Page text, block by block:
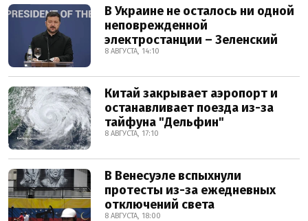
В Украине не осталось ни одной
неповрежденной
электростанции – Зеленский
8 АВГУСТА, 14:10
Китай закрывает аэропорт и
останавливает поезда из-за
тайфуна "Дельфин"
8 АВГУСТА, 17:10
В Венесуэле вспыхнули
протесты из-за ежедневных
отключений света
8 АВГУСТА, 18:00